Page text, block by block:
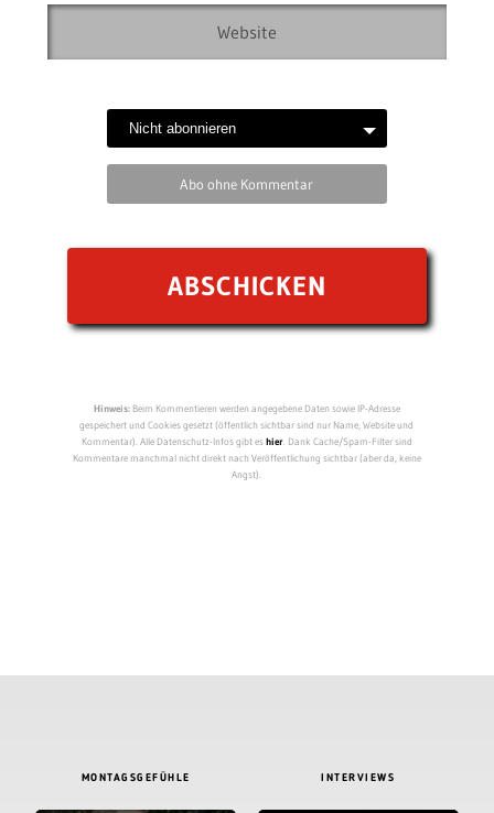
Abo ohne Kommentar
Hinweis:Beim Kommentieren werden angegebene Daten sowie IP-Adresse
gespeichert und Cookies gesetzt (öffentlich sichtbar sind nur Name, Website und
Kommentar). Alle Datenschutz-Infos gibt eshier. Dank Cache/Spam-Filter sind
Kommentare manchmal nicht direkt nach Veröffentlichung sichtbar (aber da, keine
Angst).
MONTAGSGEFÜHLE INTERVIEWS